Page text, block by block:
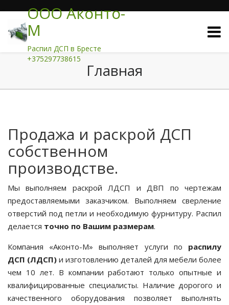
ООО Аконто-
М
Распил ДСП в Бресте
+375297738615
Главная
Продажа и раскрой ДСП
собственном
производстве.
Мы выполняем раскрой ЛДСП и ДВП по чертежам
предоставляемыми заказчиком. Выполняем сверление
отверстий под петли и необходимую фурнитуру. Распил
делается точно по Вашим размерам.
Компания «Аконто-М» выполняет услуги по распилу
ДСП (ЛДСП) и изготовлению деталей для мебели более
чем 10 лет. В компании работают только опытные и
квалифицированные специалисты. Наличие дорогого и
качественного оборудования позволяет выполнять